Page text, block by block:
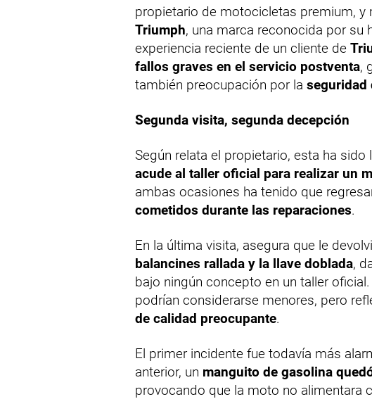
propietario de motocicletas premium, y
Triumph, una marca reconocida por su
experiencia reciente de un cliente de
fallos graves en el servicio postventa,
también preocupación por la seguridad
Segunda visita, segunda decepción
Según relata el propietario, esta ha sido
acude al taller oficial para realizar un
ambas ocasiones ha tenido que
cometidos durante las reparaciones.
En la última visita, asegura que le
balancines rallada y la llave doblada,
bajo ningún concepto en un taller
podrían considerarse menores, pero
de calidad preocupante.
El primer incidente fue todavía más
anterior, un manguito de gasolina
provocando que la moto no alimentara